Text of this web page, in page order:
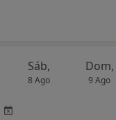
Sáb,
8 Ago
Dom,
9 Ago